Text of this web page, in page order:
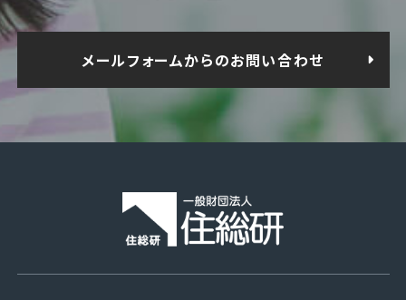
メールフォームからのお問い合わせ